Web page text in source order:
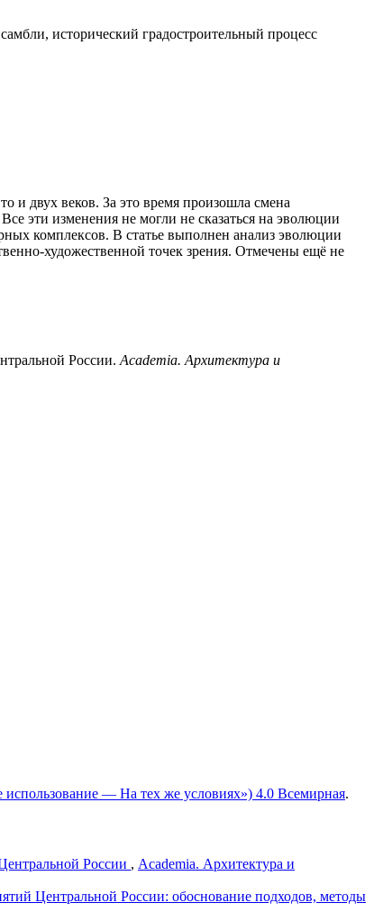
исторический градостроительный процесс
и двух веков. За это время произошла смена
эти изменения не могли не сказаться на эволюции
комплексов. В статье выполнен анализ эволюции
художественной точек зрения. Отмечены ещё не
России. Academia. Архитектура и
— На тех же условиях») 4.0 Всемирная.
России , Academia. Архитектура и
Центральной России: обоснование подходов, методы